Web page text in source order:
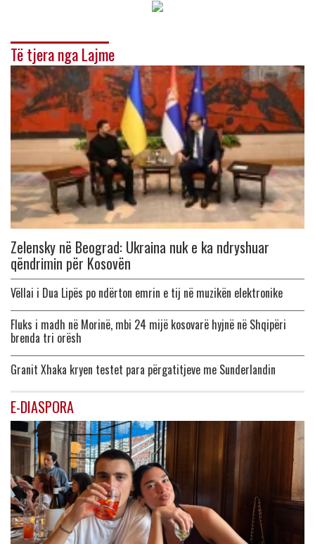
Të tjera nga Lajme
Zelensky në Beograd: Ukraina nuk e ka ndryshuar
qëndrimin për Kosovën
Vëllai i Dua Lipës po ndërton emrin e tij në muzikën elektronike
Fluks i madh në Morinë, mbi 24 mijë kosovarë hyjnë në Shqipëri
brenda tri orësh
Granit Xhaka kryen testet para përgatitjeve me Sunderlandin
E-DIASPORA